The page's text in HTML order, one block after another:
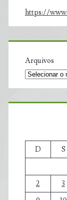
https://
Arquivos
D
S
2
3